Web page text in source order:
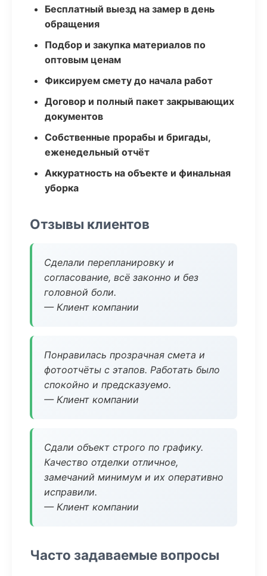
Бесплатный выезд на замер в день
обращения
Подбор и закупка материалов по
оптовым ценам
Фиксируем смету до начала работ
Договор и полный пакет закрывающих
документов
Собственные прорабы и бригады,
еженедельный отчёт
Аккуратность на объекте и финальная
уборка
Отзывы клиентов
Сделали перепланировку и
согласование, всё законно и без
головной боли.
— Клиент компании
Понравилась прозрачная смета и
фотоотчёты с этапов. Работать было
спокойно и предсказуемо.
— Клиент компании
Сдали объект строго по графику.
Качество отделки отличное,
замечаний минимум и их оперативно
исправили.
— Клиент компании
Часто задаваемые вопросы